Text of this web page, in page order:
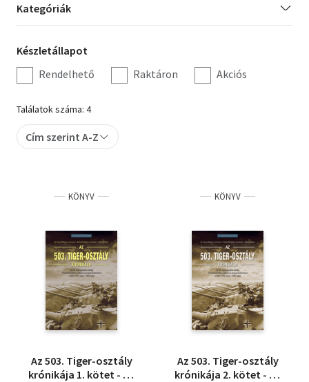
Hobbi, szabadidő
Irodalom
Művészet
Szakkönyv
Tankönyv, segédkönyv
Társadalomtudomány
Természettudomány
Történelem
Kategória
szűrés
Kategóriák
Készletállapot
szűrés
Készletállapot
Rendelhető
Raktáron Akciós
Találatok száma: 4
Cím szerint A-Z
KÖNYV
Az 503. Tiger-osztály
krónikája 1. kötet - Az
KÖNYV
Az 503. Tiger-osztály
krónikája 2. kötet - Az